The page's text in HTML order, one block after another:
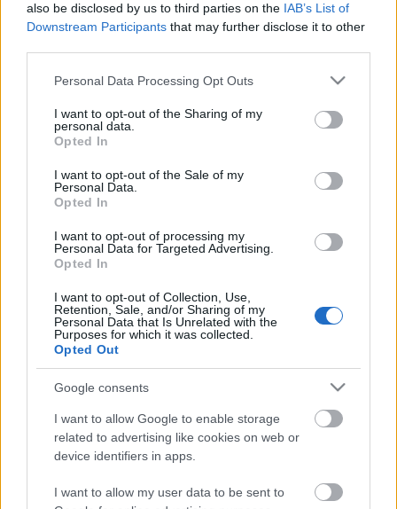
also be disclosed by us to third parties on the IAB’s List of
Downstream Participants that may further disclose it to other
Please note that this website/app uses one or more Google
not limited to your visit or usage behaviour. You may click to
grant or deny consent to Google and its third-party tags to
use your data for below specified purposes in below Google
consent section.
Personal Data Processing Opt Outs
I want to opt-out of the Sharing of my
personal data.
Opted In
I want to opt-out of the Sale of my
Personal Data.
Opted In
I want to opt-out of processing my
Personal Data for Targeted Advertising.
Opted In
I want to opt-out of Collection, Use,
Retention, Sale, and/or Sharing of my
Personal Data that Is Unrelated with the
Purposes for which it was collected.
Opted Out
Google consents
I want to allow Google to enable storage
related to advertising like cookies on web or
device identifiers in apps.
I want to allow my user data to be sent to
A fennállásának 60. évfordulóját idén ünneplő
fogadott erdélyi székhelyén, köztük a
Nemzeti Színház
többek közöttBabarczy László, Tasnádi Csaba,
Lendvai Zoltán, Spisák István
Forrás: MTI